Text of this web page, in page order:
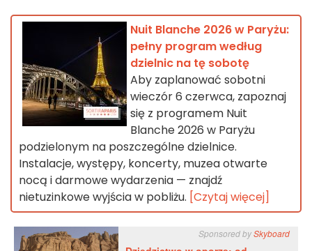
Nuit Blanche 2026 w Paryżu:
pełny program według
dzielnic na tę sobotę
Aby zaplanować sobotni
wieczór 6 czerwca, zapoznaj
się z programem Nuit
Blanche 2026 w Paryżu
podzielonym na poszczególne dzielnice.
Instalacje, występy, koncerty, muzea otwarte
nocą i darmowe wydarzenia — znajdź
nietuzinkowe wyjścia w pobliżu. [Czytaj więcej]